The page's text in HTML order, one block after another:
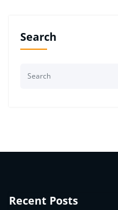
Search
Recent Posts